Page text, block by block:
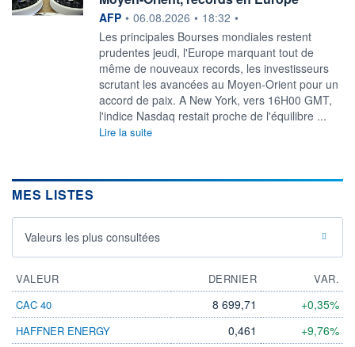
information fournie par
AFP • 06.08.2026 • 18:32 •
Les principales Bourses mondiales restent
prudentes jeudi, l'Europe marquant tout de
même de nouveaux records, les investisseurs
scrutant les avancées au Moyen-Orient pour un
accord de paix. A New York, vers 16H00 GMT,
l'indice Nasdaq restait proche de l'équilibre ...
Lire la suite
MES LISTES
Valeurs les plus consultées
VALEUR DERNIER
VAR.
CAC 40
8 699,71 +0,35%
HAFFNER ENERGY 0,461 +9,76%